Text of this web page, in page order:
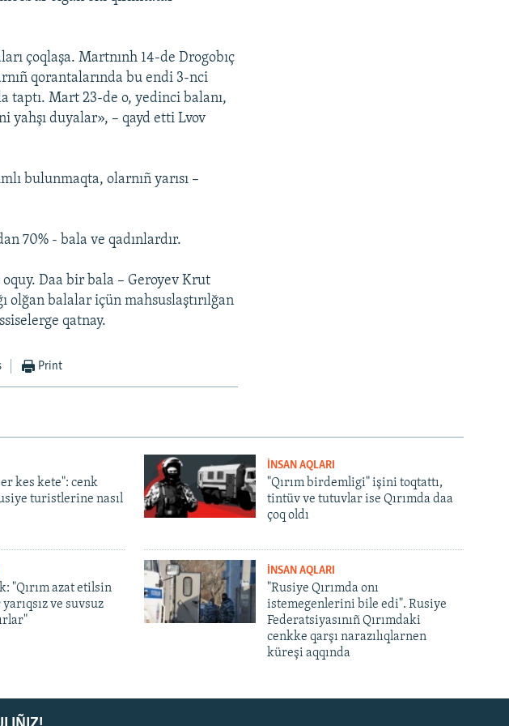
çoqlaşa. Martnınh 14-de Drogobıç
qorantalarında bu endi 3-nci
taptı. Mart 23-de o, yedinci balanı,
yahşı duyalar», – qayd etti Lvov
bulunmaqta, olarnıñ yarısı –
70% - bala ve qadınlardır.
Daa bir bala – Geroyev Krut
olğan balalar içün mahsuslaştırılğan
qatnay.
Print
kes kete": cenk
turistlerine nasıl
İNSAN AQLARI
"Qırım birdemligi" işini toqtattı,
tintüv ve tutuvlar ise Qırımda daa
çoq oldı
"Qırım azat etilsin
ve suvsuz
İNSAN AQLARI
"Rusiye Qırımda onı
istemegenlerini bile edi". Rusiye
Federatsiyasınıñ Qırımdaki
cenkke qarşı narazılıqlarnen
küreşi aqqında